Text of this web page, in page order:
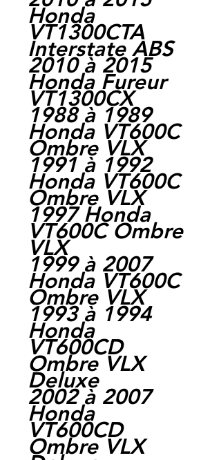
Honda
VT1300CTA
Interstate ABS
2010 à 2015
Honda Fureur
VT1300CX
1988 à 1989
Honda VT600C
Ombre VLX
1991 à 1992
Honda VT600C
Ombre VLX
1997 Honda
VT600C Ombre
VLX
1999 à 2007
Honda VT600C
Ombre VLX
1993 à 1994
Honda
VT600CD
Ombre VLX
Deluxe
2002 à 2007
Honda
VT600CD
Ombre VLX